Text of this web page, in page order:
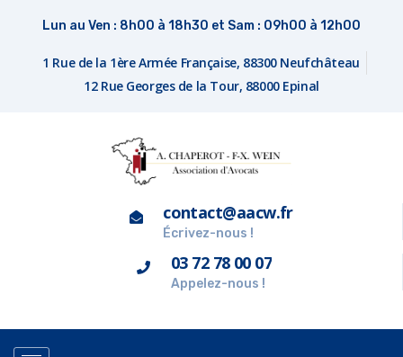
Lun au Ven : 8h00 à 18h30 et Sam : 09h00 à 12h00
1 Rue de la 1ère Armée Française, 88300 Neufchâteau
12 Rue Georges de la Tour, 88000 Epinal
contact@aacw.fr
Écrivez-nous !
03 72 78 00 07
Appelez-nous !